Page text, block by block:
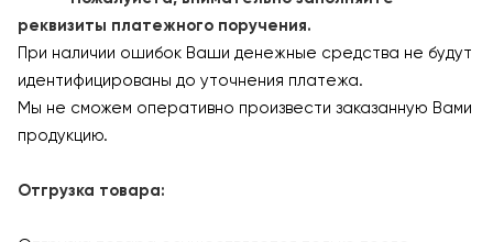
реквизиты платежного поручения.
При наличии ошибок Ваши денежные средства не будут
идентифицированы до уточнения платежа.
Мы не сможем оперативно произвести заказанную Вами
продукцию.
Отгрузка товара: